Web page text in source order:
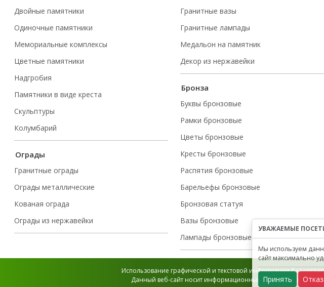
Двойные памятники
Одиночные памятники
Мемориальные комплексы
Цветные памятники
Надгробия
Памятники в виде креста
Скульптуры
Колумбарий
Ограды
Гранитные ограды
Ограды металлические
Кованая ограда
Ограды из нержавейки
Гранитные вазы
Гранитные лампады
Медальон на памятник
Декор из нержавейки
Бронза
Буквы бронзовые
Рамки бронзовые
Цветы бронзовые
Кресты бронзовые
Распятия бронзовые
Барельефы бронзовые
Бронзовая статуя
Вазы бронзовые
Лампады бронзовые
Использование графической и текстовой информации без
Данный веб-сайт носит информационный характер и не
УВАЖАЕМЫЕ
Мы используем
сайт максимально
Принять